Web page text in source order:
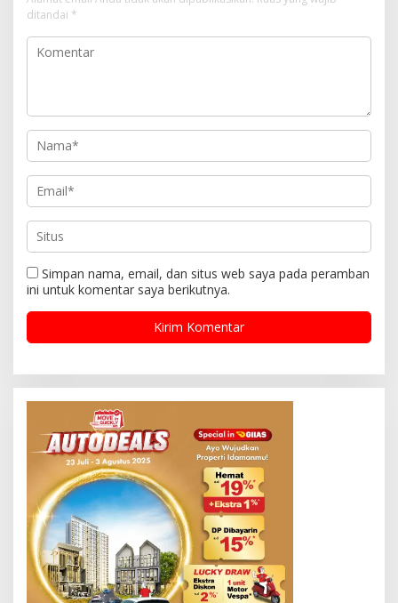
ditandai *
Simpan nama, email, dan situs web saya pada peramban
ini untuk komentar saya berikutnya.